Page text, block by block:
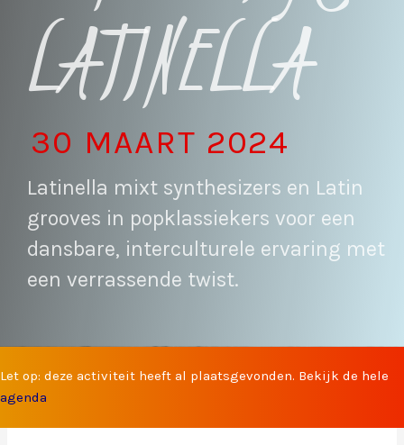
LATINELLA
30 MAART 2024
Latinella mixt synthesizers en Latin
grooves in popklassiekers voor een
dansbare, interculturele ervaring met
een verrassende twist.
Let op: deze activiteit heeft al plaatsgevonden. Bekijk de hele
agenda